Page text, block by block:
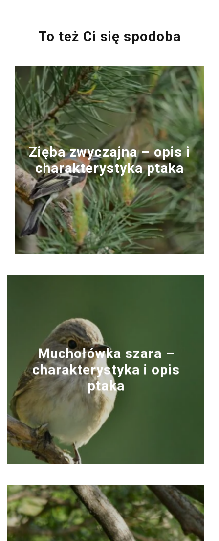
To też Ci się spodoba
Zięba zwyczajna – opis i
charakterystyka ptaka
Muchołówka szara –
charakterystyka i opis
ptaka